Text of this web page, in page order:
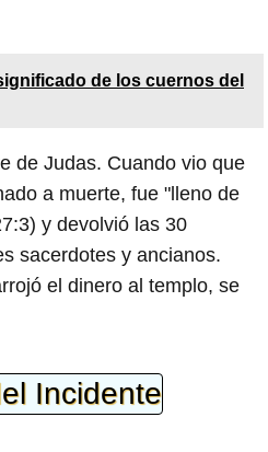
de los cuernos del
de Judas. Cuando vio que
a muerte, fue "lleno de
y devolvió las 30
sacerdotes y ancianos.
el dinero al templo, se
Incidente